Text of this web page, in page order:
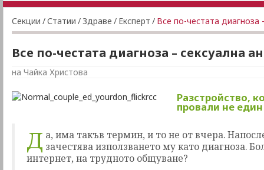
Секции /Статии / Здраве / Експерт / Все по-честата диагноза
Все по-честата диагноза – сексуална
на Чайка Христова
Разстройство,
провали не
Д а, има такъв термин, и то не от вчера.
зачестява използването му като диагноза.
интернет, на трудното общуване?